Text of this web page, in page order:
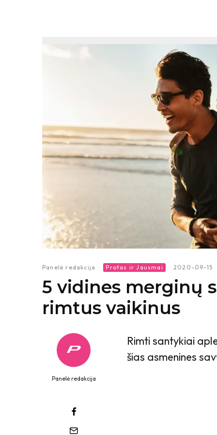
Panelė redakcija · Protas ir Jausmai · 2020-09-15
5 vidines merginų
rimtus vaikinus
Panelė redakcija
Rimti santykiai
šias asmenines